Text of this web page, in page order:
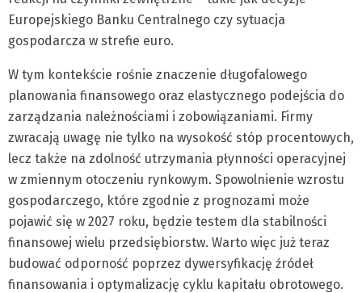
Europejskiego Banku Centralnego czy sytuacja
gospodarcza w strefie euro.
W tym kontekście rośnie znaczenie długofalowego
planowania finansowego oraz elastycznego podejścia do
zarządzania należnościami i zobowiązaniami. Firmy
zwracają uwagę nie tylko na wysokość stóp procentowych,
lecz także na zdolność utrzymania płynności operacyjnej
w zmiennym otoczeniu rynkowym. Spowolnienie wzrostu
gospodarczego, które zgodnie z prognozami może
pojawić się w 2027 roku, będzie testem dla stabilności
finansowej wielu przedsiębiorstw. Warto więc już teraz
budować odporność poprzez dywersyfikację źródeł
finansowania i optymalizację cyklu kapitału obrotowego.